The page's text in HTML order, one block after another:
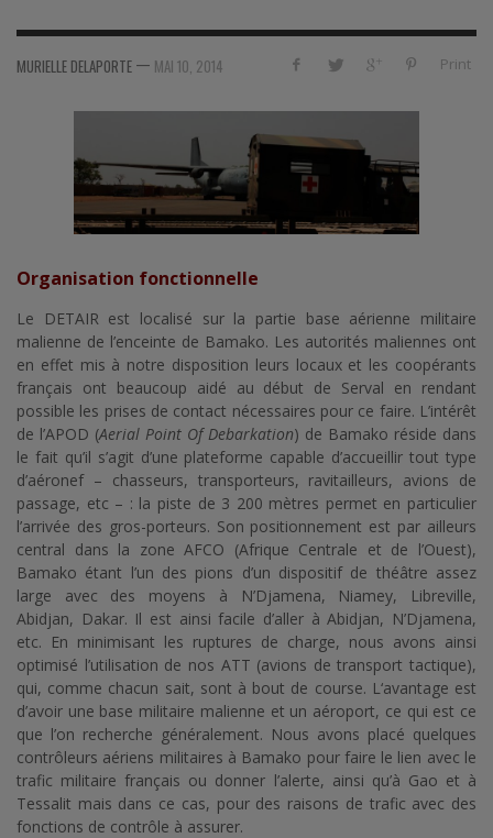
Print
MURIELLE DELAPORTE — MAI 10, 2014
Organisation fonctionnelle
Le DETAIR est localisé sur la partie base aérienne militaire
malienne de l’enceinte de Bamako. Les autorités maliennes ont
en effet mis à notre disposition leurs locaux et les coopérants
français ont beaucoup aidé au début de Serval en rendant
possible les prises de contact nécessaires pour ce faire. L’intérêt
de l’APOD (Aerial Point Of Debarkation) de Bamako réside dans
le fait qu’il s’agit d’une plateforme capable d’accueillir tout type
d’aéronef – chasseurs, transporteurs, ravitailleurs, avions de
passage, etc – : la piste de 3 200 mètres permet en particulier
l’arrivée des gros-porteurs. Son positionnement est par ailleurs
central dans la zone AFCO (Afrique Centrale et de l’Ouest),
Bamako étant l’un des pions d’un dispositif de théâtre assez
large avec des moyens à N’Djamena, Niamey, Libreville,
Abidjan, Dakar. Il est ainsi facile d’aller à Abidjan, N’Djamena,
etc. En minimisant les ruptures de charge, nous avons ainsi
optimisé l’utilisation de nos ATT (avions de transport tactique),
qui, comme chacun sait, sont à bout de course. L‘avantage est
d’avoir une base militaire malienne et un aéroport, ce qui est ce
que l’on recherche généralement. Nous avons placé quelques
contrôleurs aériens militaires à Bamako pour faire le lien avec le
trafic militaire français ou donner l’alerte, ainsi qu’à Gao et à
Tessalit mais dans ce cas, pour des raisons de trafic avec des
fonctions de contrôle à assurer.